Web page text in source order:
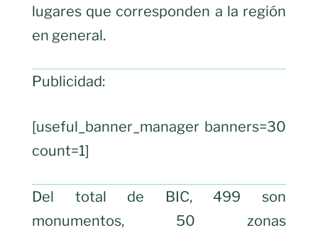
lugares que corresponden a la región
en general.
Publicidad:
[useful_banner_manager banners=30
count=1]
Del total de BIC, 499 son
monumentos, 50 zonas